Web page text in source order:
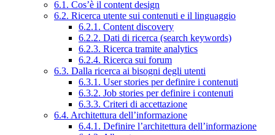
6.1. Cos’è il content design
6.2. Ricerca utente sui contenuti e il linguaggio
6.2.1. Content discovery
6.2.2. Dati di ricerca (search keywords)
6.2.3. Ricerca tramite analytics
6.2.4. Ricerca sui forum
6.3. Dalla ricerca ai bisogni degli utenti
6.3.1. User stories per definire i contenuti
6.3.2. Job stories per definire i contenuti
6.3.3. Criteri di accettazione
6.4. Architettura dell’informazione
6.4.1. Definire l’architettura dell’informazione